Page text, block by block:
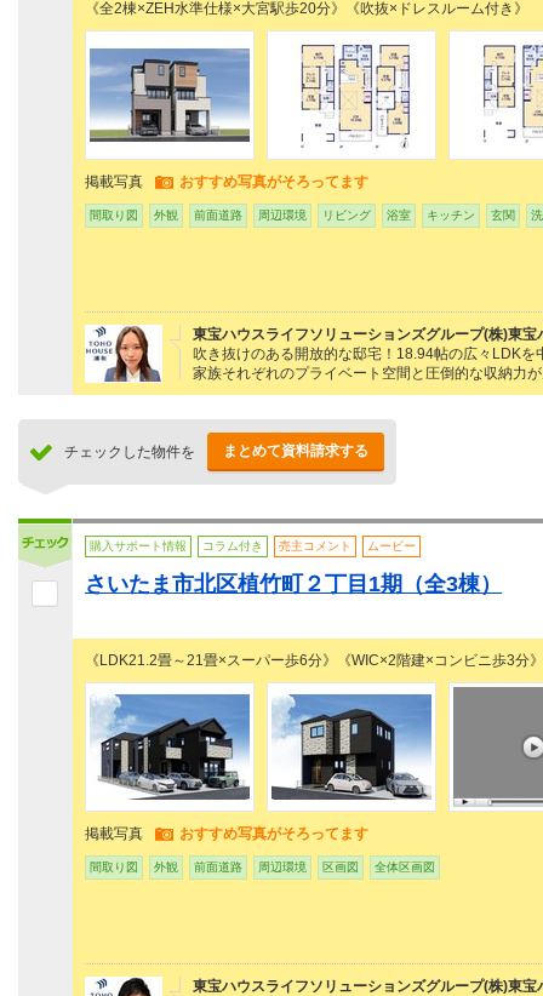
《全2棟×ZEH水準仕様×大宮駅歩20分》《吹抜×ドレスルーム付き》
掲載写真 おすすめ写真がそろってます
間取り図 外観 前面道路 周辺環境 リビング 浴室 キッチン 玄関
東宝ハウスライフソリューションズグループ(株)東宝
吹き抜けのある開放的な邸宅！18.94帖の広々LDK
家族それぞれのプライベート空間と圧倒的な収納力
チェックした物件を まとめて資料請求する
購入サポート情報 コラム付き 売主コメント ムービー
さいたま市北区植竹町２丁目1期（全3棟）
《LDK21.2畳～21畳×スーパー歩6分》《WIC×2階建×コンビニ歩3分》
掲載写真 おすすめ写真がそろってます
間取り図 外観 前面道路 周辺環境 区画図 全体区画図
東宝ハウスライフソリューションズグループ(株)東宝